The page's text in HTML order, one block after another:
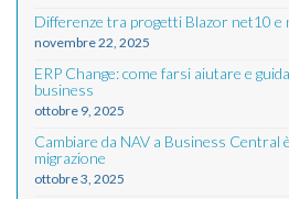
Differenze tra progetti Blazor net10 e
novembre 22, 2025
ERP Change: come farsi aiutare e
business
ottobre 9, 2025
Cambiare da NAV a Business Central
migrazione
ottobre 3, 2025